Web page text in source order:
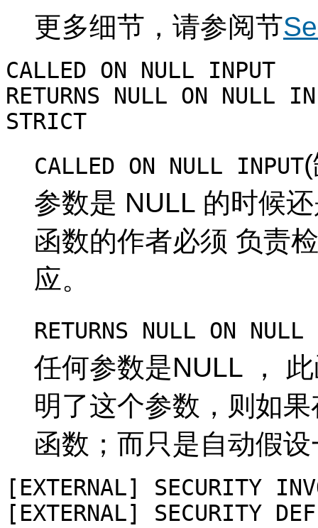
更多细节，请参阅节
CALLED ON NULL INPUT
RETURNS NULL ON NULL
STRICT
CALLED ON NULL INPUT
参数是 NULL 的时候
函数的作者必须 负责
应。
RETURNS NULL ON NULL
任何参数是NULL ，
明了这个参数，则如
函数；而只是自动假
[ EXTERNAL] SECURITY
[ EXTERNAL] SECURITY